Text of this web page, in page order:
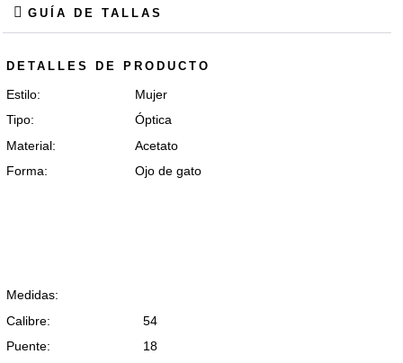
GUÍA DE TALLAS
DETALLES DE PRODUCTO
Estilo:
Mujer
Tipo:
Óptica
Material:
Acetato
Forma:
Ojo de gato
Medidas:
Calibre:
54
Puente:
18